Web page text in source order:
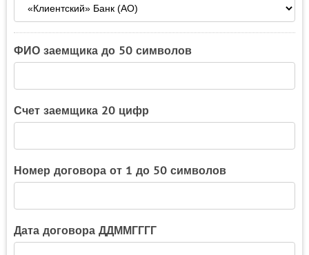
ФИО заемщика до 50 символов
Счет заемщика 20 цифр
Номер договора от 1 до 50 символов
Дата договора ДДММГГГГ